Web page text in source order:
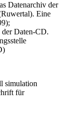
Datenarchiv der
Eine
der Daten-CD.
simulation
für